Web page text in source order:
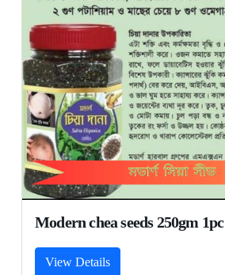
Modern chea seeds 250gm 1pc
View Details